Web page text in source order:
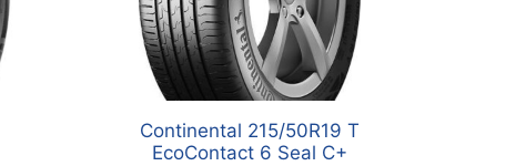
Continental 215/50R19 T
EcoContact 6 Seal C+